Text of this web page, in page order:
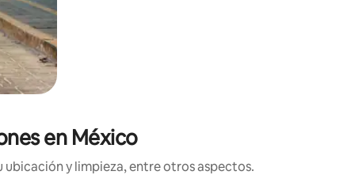
en México
ubicación y limpieza, entre otros aspectos.